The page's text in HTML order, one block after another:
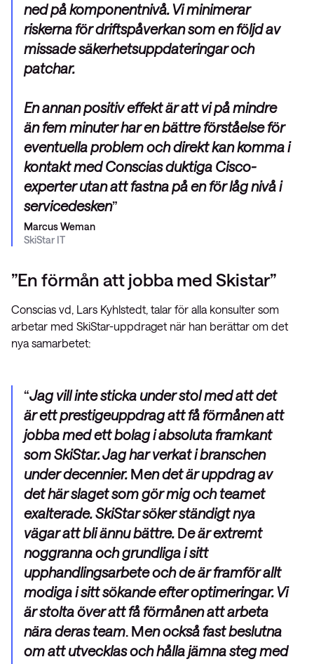
ned på komponentnivå. Vi minimerar
riskerna för driftspåverkan som en följd av
missade säkerhetsuppdateringar och
patchar.
En annan positiv effekt är att vi på mindre
än fem minuter har en bättre förståelse för
eventuella problem och direkt kan komma i
kontakt med Conscias duktiga Cisco-
experter utan att fastna på en för låg nivå i
servicedesken
Marcus Weman
SkiStar IT
”En förmån att jobba med Skistar”
Conscias vd, Lars Kyhlstedt, talar för alla konsulter som
arbetar med SkiStar-uppdraget när han berättar om det
nya samarbetet:
Jag vill inte sticka under stol med att det
är ett prestigeuppdrag att få förmånen att
jobba med ett bolag i absoluta framkant
som SkiStar. Jag har verkat i branschen
under decennier. Men det är uppdrag av
det här slaget som gör mig och teamet
exalterade. SkiStar söker ständigt nya
vägar att bli ännu bättre. De är extremt
noggranna och grundliga i sitt
upphandlingsarbete och de är framför allt
modiga i sitt sökande efter optimeringar. Vi
är stolta över att få förmånen att arbeta
nära deras team. Men också fast beslutna
om att utvecklas och hålla jämna steg med